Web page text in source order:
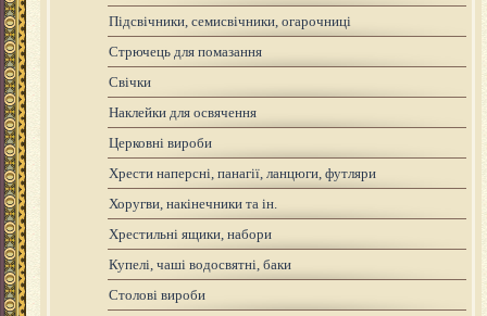
Підсвічники, семисвічники, огарочниці
Стрючець для помазання
Свічки
Наклейки для освячення
Церковні вироби
Хрести наперсні, панагії, ланцюги, футляри
Хоругви, накінечники та ін.
Хрестильні ящики, набори
Купелі, чаші водосвятні, баки
Столові вироби